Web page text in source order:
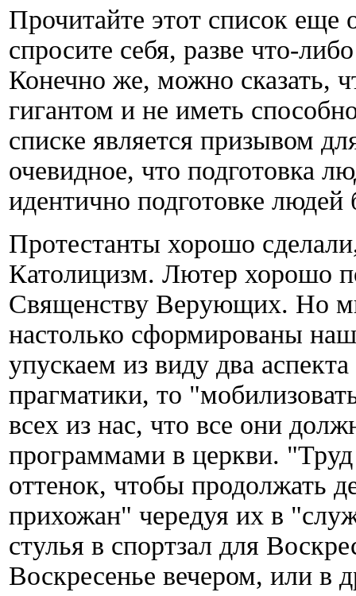
Прочитайте этот список еще
спросите себя, разве что-
Конечно же, можно сказать,
гигантом и не иметь
списке является призывом
очевидное, что подготовка
идентично подготовке
Протестанты хорошо
Католицизм. Лютер хорошо
Священству Верующих. Но
настолько сформированы
упускаем из виду два
прагматики, то
всех из нас, что все они
программами в церкви.
оттенок, чтобы продолжать
прихожан" чередуя их в
стулья в спортзал для
Воскресенье вечером, или в